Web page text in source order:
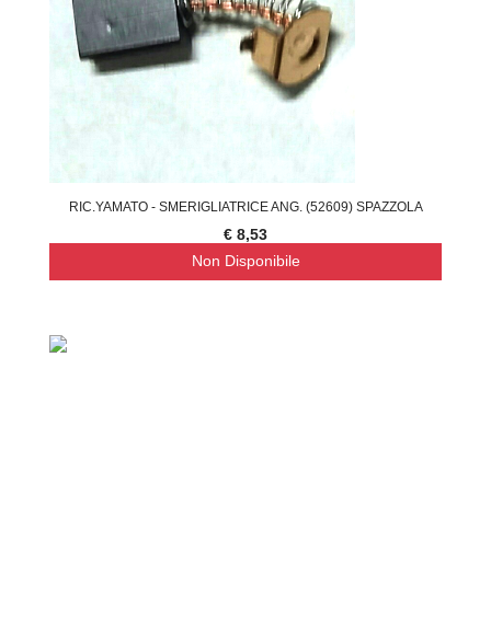
RIC.YAMATO - SMERIGLIATRICE ANG. (52609) SPAZZOLA
€ 8,53
Non Disponibile